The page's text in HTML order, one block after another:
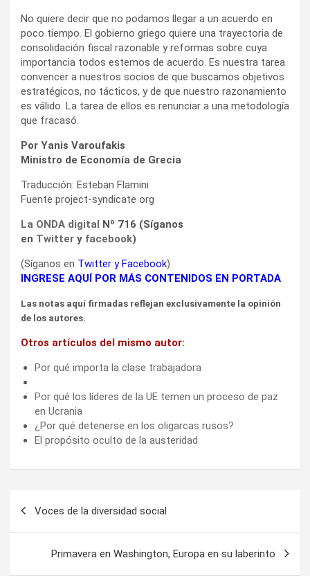
No quiere decir que no podamos llegar a un acuerdo en
poco tiempo. El gobierno griego quiere una trayectoria de
consolidación fiscal razonable y reformas sobre cuya
importancia todos estemos de acuerdo. Es nuestra tarea
convencer a nuestros socios de que buscamos objetivos
estratégicos, no tácticos, y de que nuestro razonamiento
es válido. La tarea de ellos es renunciar a una metodología
que fracasó.
Por Yanis Varoufakis
Ministro de Economía de Grecia
Traducción: Esteban Flamini
Fuente project-syndicate org
La ONDA digital Nº 716 (Síganos
en Twitter y facebook)
(Síganos en Twitter yFacebook)
INGRESE AQUÍ POR MÁS CONTENIDOS EN PORTADA
Las notas aquí firmadas reflejan exclusivamente la opinión
de los autores.
Otros artículos del mismo autor:
Por qué importa la clase trabajadora
Por qué los líderes de la UE temen un proceso de paz
en Ucrania
¿Por qué detenerse en los oligarcas rusos?
El propósito oculto de la austeridad
entradas
Voces de la diversidad social
Primavera en Washington, Europa en su laberinto